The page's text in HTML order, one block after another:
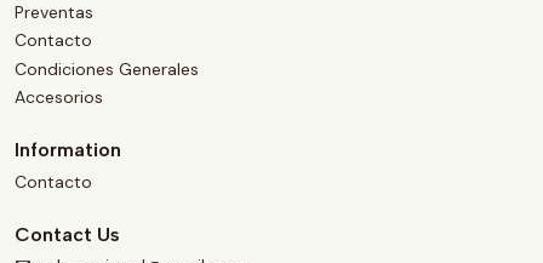
Preventas
Contacto
Condiciones Generales
Accesorios
Information
Contacto
Contact Us